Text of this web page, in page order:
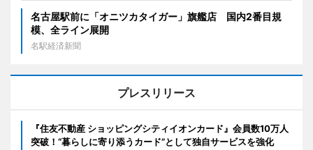
名古屋駅前に「オニツカタイガー」旗艦店 国内2番目規
模、全ライン展開
名駅経済新聞
プレスリリース
『住友不動産 ショッピングシティイオンカード』会員数10万人
突破！“暮らしに寄り添うカード”として独自サービスを強化